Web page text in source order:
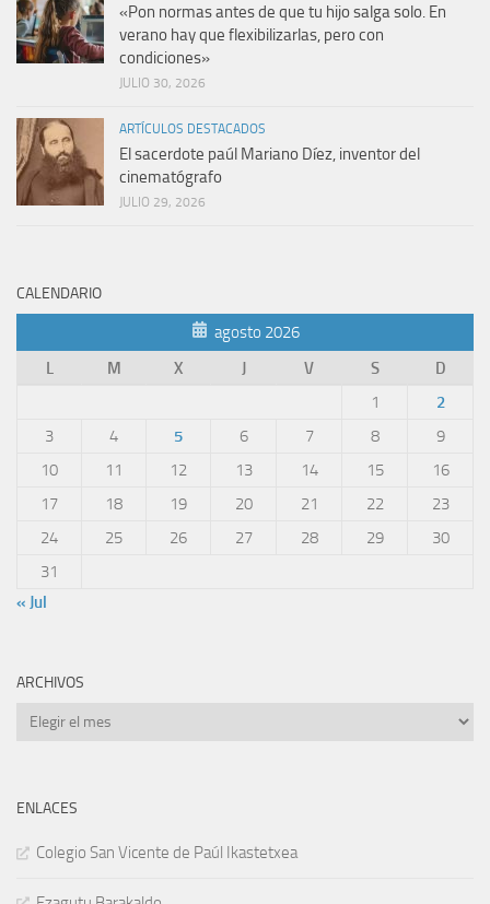
«Pon normas antes de que tu hijo salga solo. En
verano hay que flexibilizarlas, pero con
condiciones»
JULIO 30, 2026
ARTÍCULOS DESTACADOS
El sacerdote paúl Mariano Díez, inventor del
cinematógrafo
JULIO 29, 2026
CALENDARIO
agosto 2026
L
M X J V S
D
1
2
3
4 5 6 7 8
9
10
11 12 13 14 15
16
17
18 19 20 21 22
23
24
25 26 27 28 29
30
31
« Jul
ARCHIVOS
Archivos
ENLACES
Colegio San Vicente de Paúl Ikastetxea